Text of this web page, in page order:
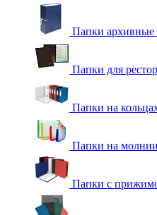
Папки архивные
Папки для
Папки на
Папки на молнии
Папки с